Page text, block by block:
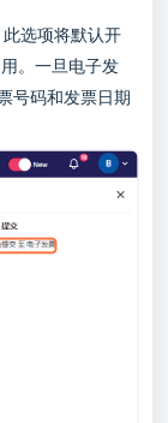
此选项将默认开
。一旦电子发
号码和发票日期